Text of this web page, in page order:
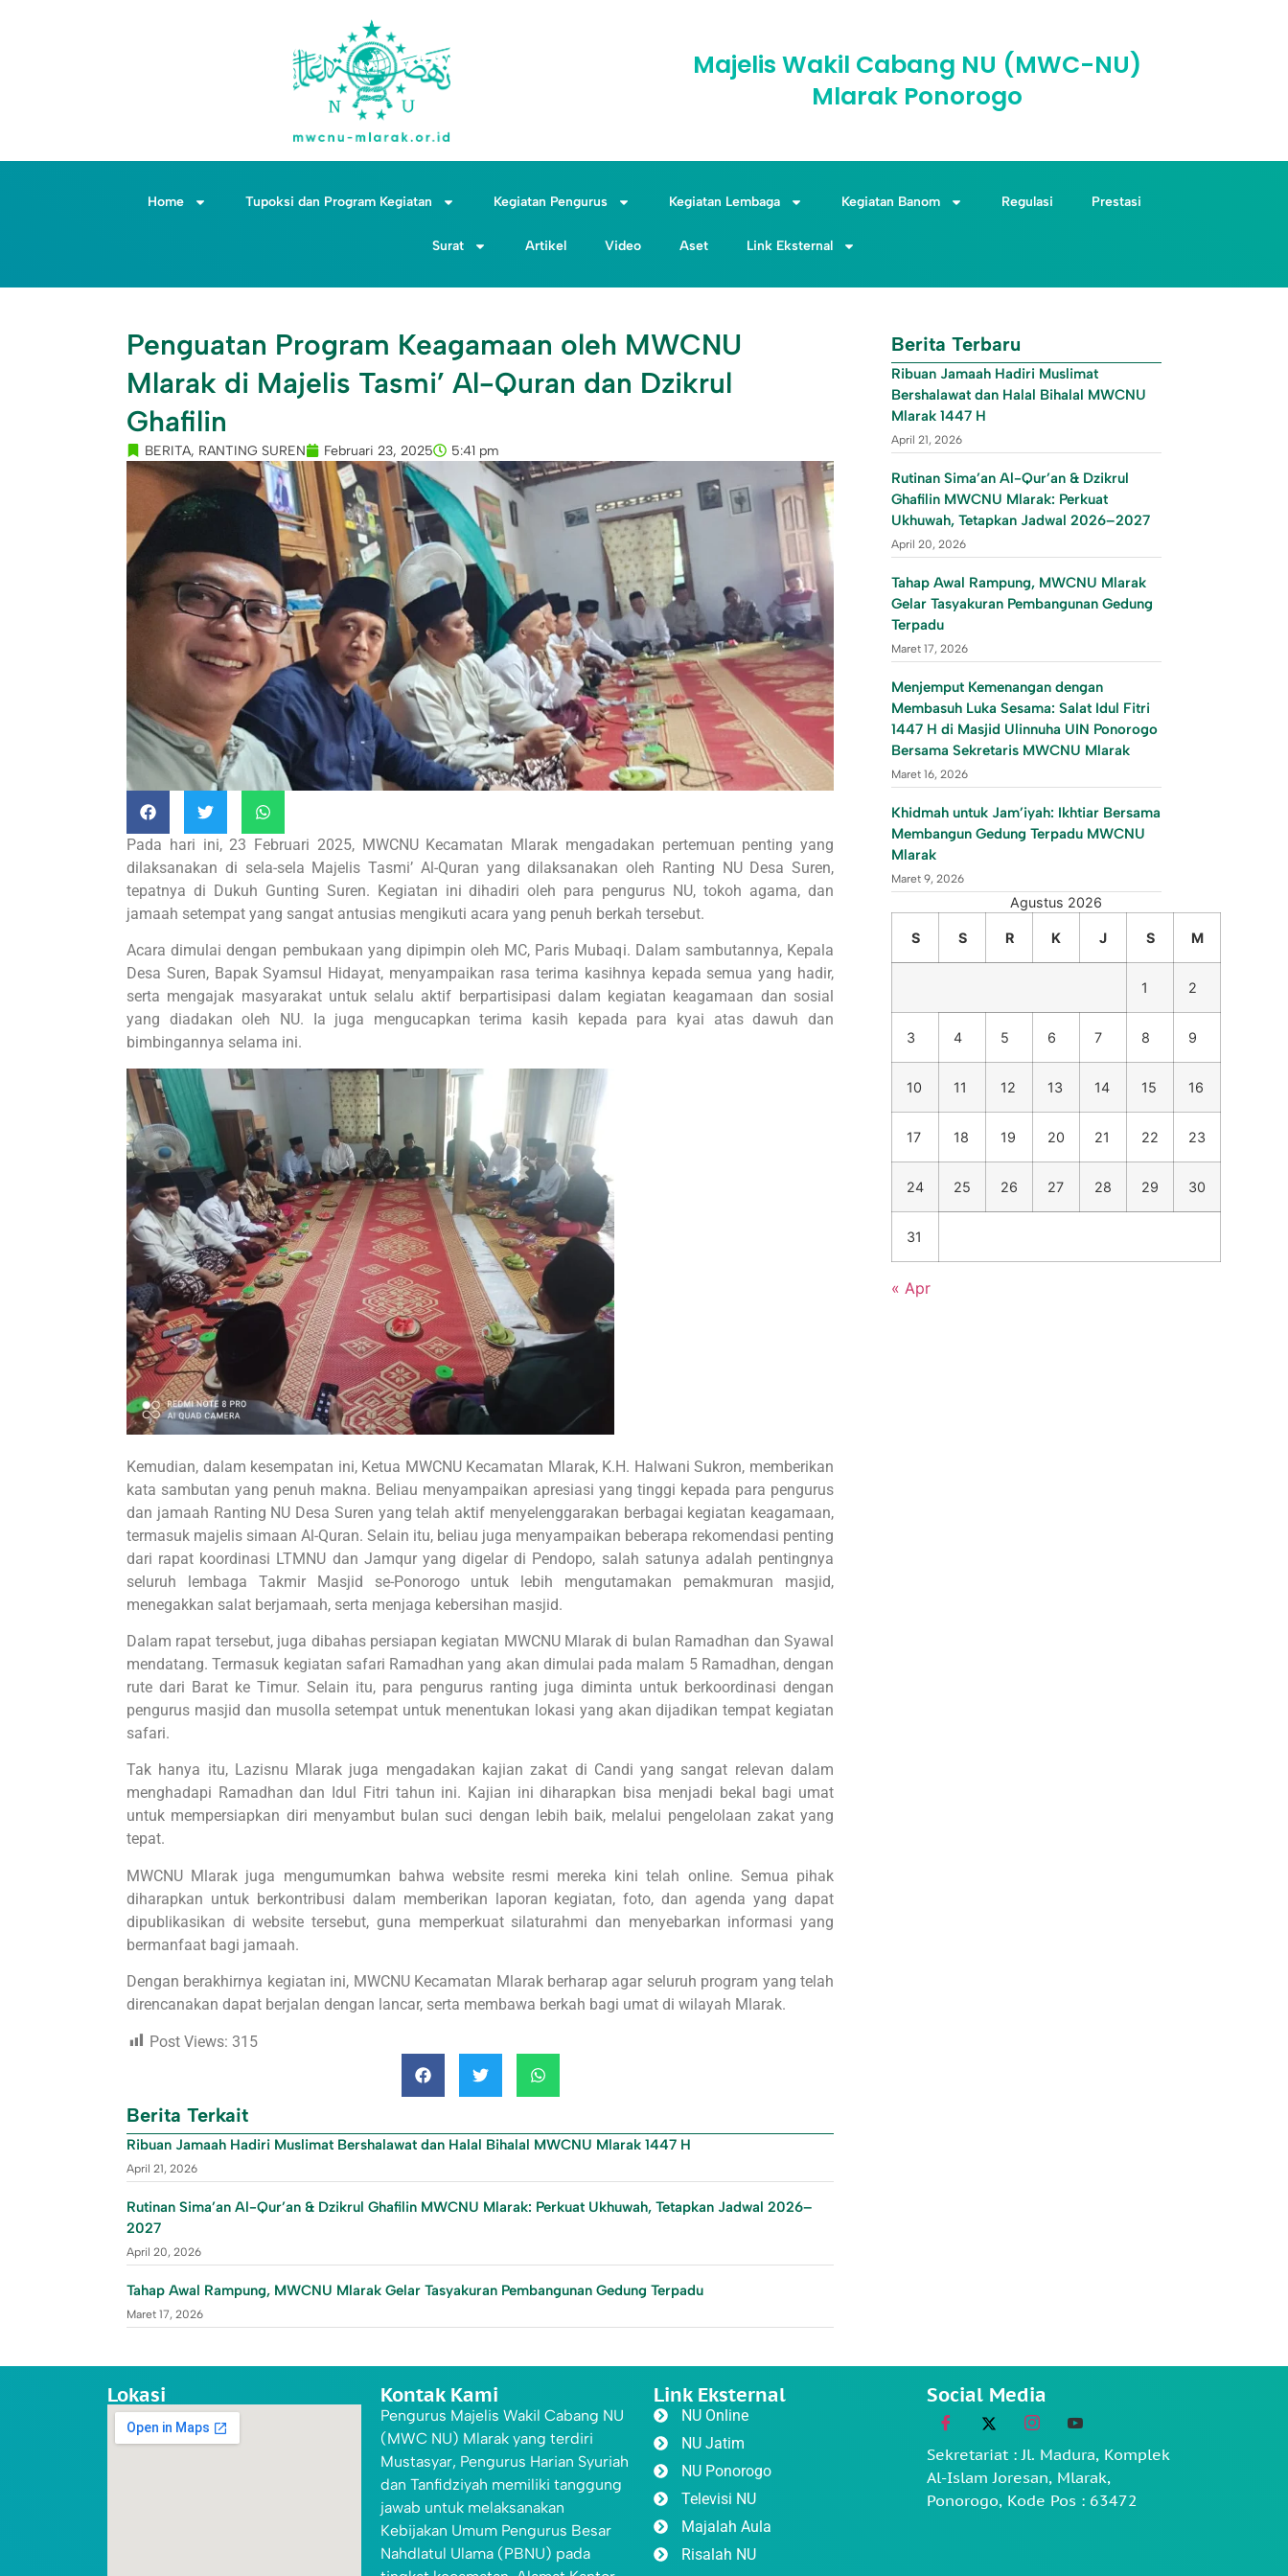
Majelis Wakil Cabang NU (MWC-NU)
Mlarak Ponorogo
Home Tupoksi dan Program Kegiatan Kegiatan Pengurus Kegiatan Lembaga Kegiatan Banom Regulasi Prestasi
Surat Artikel Video Aset Link Eksternal
Penguatan Program Keagamaan oleh MWCNU
Mlarak di Majelis Tasmi’ Al-Quran dan Dzikrul
Ghafilin
BERITA, RANTING SUREN Februari 23, 2025 5:41 pm
Pada hari ini, 23 Februari 2025, MWCNU Kecamatan Mlarak mengadakan pertemuan penting yang
dilaksanakan di sela-sela Majelis Tasmi’ Al-Quran yang dilaksanakan oleh Ranting NU Desa Suren,
tepatnya di Dukuh Gunting Suren. Kegiatan ini dihadiri oleh para pengurus NU, tokoh agama, dan
jamaah setempat yang sangat antusias mengikuti acara yang penuh berkah tersebut.
Acara dimulai dengan pembukaan yang dipimpin oleh MC, Paris Mubaqi. Dalam sambutannya, Kepala
Desa Suren, Bapak Syamsul Hidayat, menyampaikan rasa terima kasihnya kepada semua yang hadir,
serta mengajak masyarakat untuk selalu aktif berpartisipasi dalam kegiatan keagamaan dan sosial
yang diadakan oleh NU. Ia juga mengucapkan terima kasih kepada para kyai atas dawuh dan
bimbingannya selama ini.
Kemudian, dalam kesempatan ini, Ketua MWCNU Kecamatan Mlarak, K.H. Halwani Sukron, memberikan
kata sambutan yang penuh makna. Beliau menyampaikan apresiasi yang tinggi kepada para pengurus
dan jamaah Ranting NU Desa Suren yang telah aktif menyelenggarakan berbagai kegiatan keagamaan,
termasuk majelis simaan Al-Quran. Selain itu, beliau juga menyampaikan beberapa rekomendasi penting
dari rapat koordinasi LTMNU dan Jamqur yang digelar di Pendopo, salah satunya adalah pentingnya
seluruh lembaga Takmir Masjid se-Ponorogo untuk lebih mengutamakan pemakmuran masjid,
menegakkan salat berjamaah, serta menjaga kebersihan masjid.
Dalam rapat tersebut, juga dibahas persiapan kegiatan MWCNU Mlarak di bulan Ramadhan dan Syawal
mendatang. Termasuk kegiatan safari Ramadhan yang akan dimulai pada malam 5 Ramadhan, dengan
rute dari Barat ke Timur. Selain itu, para pengurus ranting juga diminta untuk berkoordinasi dengan
pengurus masjid dan musolla setempat untuk menentukan lokasi yang akan dijadikan tempat kegiatan
safari.
Tak hanya itu, Lazisnu Mlarak juga mengadakan kajian zakat di Candi yang sangat relevan dalam
menghadapi Ramadhan dan Idul Fitri tahun ini. Kajian ini diharapkan bisa menjadi bekal bagi umat
untuk mempersiapkan diri menyambut bulan suci dengan lebih baik, melalui pengelolaan zakat yang
tepat.
MWCNU Mlarak juga mengumumkan bahwa website resmi mereka kini telah online. Semua pihak
diharapkan untuk berkontribusi dalam memberikan laporan kegiatan, foto, dan agenda yang dapat
dipublikasikan di website tersebut, guna memperkuat silaturahmi dan menyebarkan informasi yang
bermanfaat bagi jamaah.
Dengan berakhirnya kegiatan ini, MWCNU Kecamatan Mlarak berharap agar seluruh program yang telah
direncanakan dapat berjalan dengan lancar, serta membawa berkah bagi umat di wilayah Mlarak.
Post Views: 315
Berita Terkait
Ribuan Jamaah Hadiri Muslimat Bershalawat dan Halal Bihalal MWCNU Mlarak 1447 H
April 21, 2026
Rutinan Sima’an Al-Qur’an & Dzikrul Ghafilin MWCNU Mlarak: Perkuat Ukhuwah, Tetapkan Jadwal 2026–
2027
April 20, 2026
Tahap Awal Rampung, MWCNU Mlarak Gelar Tasyakuran Pembangunan Gedung Terpadu
Maret 17, 2026
Berita Terbaru
Ribuan Jamaah Hadiri Muslimat
Bershalawat dan Halal Bihalal MWCNU
Mlarak 1447 H
April 21, 2026
Rutinan Sima’an Al-Qur’an & Dzikrul
Ghafilin MWCNU Mlarak: Perkuat
Ukhuwah, Tetapkan Jadwal 2026–2027
April 20, 2026
Tahap Awal Rampung, MWCNU Mlarak
Gelar Tasyakuran Pembangunan Gedung
Terpadu
Maret 17, 2026
Menjemput Kemenangan dengan
Membasuh Luka Sesama: Salat Idul Fitri
1447 H di Masjid Ulinnuha UIN Ponorogo
Bersama Sekretaris MWCNU Mlarak
Maret 16, 2026
Khidmah untuk Jam’iyah: Ikhtiar Bersama
Membangun Gedung Terpadu MWCNU
Mlarak
Maret 9, 2026
Agustus 2026
S S R K J S M
1 2
3 4 5 6 7 8 9
10 11 12 13 14 15 16
17 18 19 20 21 22 23
24 25 26 27 28 29 30
31
« Apr
Lokasi Kontak Kami
Pengurus Majelis Wakil Cabang NU
(MWC NU) Mlarak yang terdiri
Mustasyar, Pengurus Harian Syuriah
dan Tanfidziyah memiliki tanggung
jawab untuk melaksanakan
Kebijakan Umum Pengurus Besar
Nahdlatul Ulama (PBNU) pada
Link Eksternal
NU Online
NU Jatim
NU Ponorogo
Televisi NU
Majalah Aula
Risalah NU
Social Media
Sekretariat : Jl. Madura, Komplek
Al-Islam Joresan, Mlarak,
Ponorogo, Kode Pos : 63472